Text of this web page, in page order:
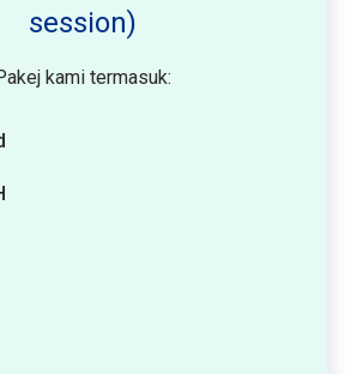
session)
kami termasuk: